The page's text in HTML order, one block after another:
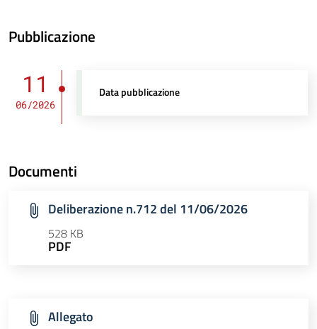
Pubblicazione
11
06/2026
Data pubblicazione
Documenti
Deliberazione n.712 del 11/06/2026
528 KB
PDF
Allegato